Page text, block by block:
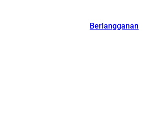
Berlangganan